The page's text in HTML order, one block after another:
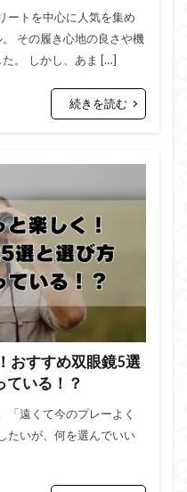
ートを中心に人気を集め
その履き心地の良さや機
。 しかし、あま […]
続きを読む
おすすめ双眼鏡5選
ている！？
「遠くて今のプレーよく
たいが、何を選んでいい